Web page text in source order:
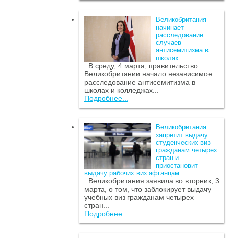
Великобритания
начинает
расследование
случаев
антисемитизма в
школах
В среду, 4 марта, правительство
Великобритании начало независимое
расследование антисемитизма в
школах и колледжах...
Подробнее...
Великобритания
запретит выдачу
студенческих виз
гражданам четырех
стран и
приостановит
выдачу рабочих виз афганцам
Великобритания заявила во вторник, 3
марта, о том, что заблокирует выдачу
учебных виз гражданам четырех
стран...
Подробнее...